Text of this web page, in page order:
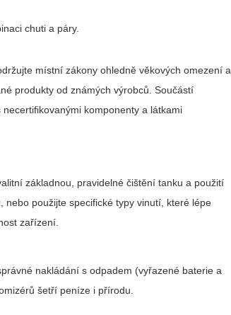
chuti a páry.
místní zákony ohledně věkových omezení a
produkty od známých výrobců. Součástí
komponenty a látkami
základnou, pravidelné čištění tanku a použití
použijte specifické typy vinutí, které lépe
zařízení.
nakládání s odpadem (vyřazené baterie a
šetří peníze i přírodu.